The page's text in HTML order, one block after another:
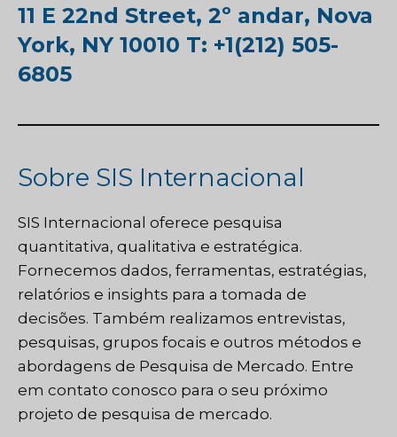
11 E 22nd Street, 2º andar, Nova
York, NY 10010 T: +1(212) 505-
6805
Sobre SIS Internacional
SIS Internacional oferece pesquisa
quantitativa, qualitativa e estratégica.
Fornecemos dados, ferramentas, estratégias,
relatórios e insights para a tomada de
decisões. Também realizamos entrevistas,
pesquisas, grupos focais e outros métodos e
abordagens de Pesquisa de Mercado. Entre
em contato conosco para o seu próximo
projeto de pesquisa de mercado.